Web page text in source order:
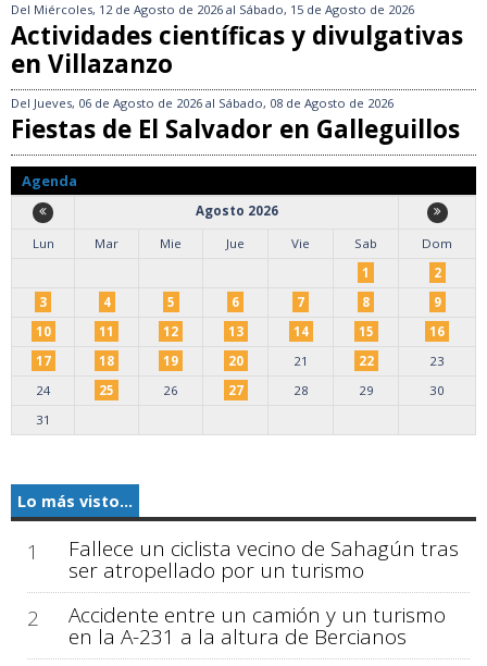
Del Miércoles, 12 de Agosto de 2026 al Sábado, 15 de Agosto de 2026
Actividades científicas y divulgativas
en Villazanzo
Del Jueves, 06 de Agosto de 2026 al Sábado, 08 de Agosto de 2026
Fiestas de El Salvador en Galleguillos
Agenda
Agosto 2026
Lun
Mar Mie Jue Vie Sab
Dom
1
2
3
4 5 6 7 8
9
10
11 12 13 14 15
16
17
18 19 20 21 22
23
24
25 26 27 28 29
30
31
Lo más visto...
1 Fallece un ciclista vecino de Sahagún tras
ser atropellado por un turismo
2
Accidente entre un camión y un turismo
en la A-231 a la altura de Bercianos